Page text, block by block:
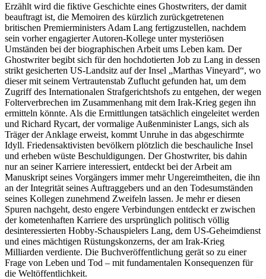
Erzählt wird die fiktive Geschichte eines Ghostwriters, der damit
beauftragt ist, die Memoiren des kürzlich zurückgetretenen
britischen Premierministers Adam Lang fertigzustellen, nachdem
sein vorher engagierter Autoren-Kollege unter mysteriösen
Umständen bei der biographischen Arbeit ums Leben kam. Der
Ghostwriter begibt sich für den hochdotierten Job zu Lang in dessen
strikt gesicherten US-Landsitz auf der Insel „Marthas Vineyard“, wo
dieser mit seinem Vertrautenstab Zuflucht gefunden hat, um dem
Zugriff des Internationalen Strafgerichtshofs zu entgehen, der wegen
Folterverbrechen im Zusammenhang mit dem Irak-Krieg gegen ihn
ermitteln könnte. Als die Ermittlungen tatsächlich eingeleitet werden
und Richard Rycart, der vormalige Außenminister Langs, sich als
Träger der Anklage erweist, kommt Unruhe in das abgeschirmte
Idyll. Friedensaktivisten bevölkern plötzlich die beschauliche Insel
und erheben wüste Beschuldigungen. Der Ghostwriter, bis dahin
nur an seiner Karriere interessiert, entdeckt bei der Arbeit am
Manuskript seines Vorgängers immer mehr Ungereimtheiten, die ihn
an der Integrität seines Auftraggebers und an den Todesumständen
seines Kollegen zunehmend Zweifeln lassen. Je mehr er diesen
Spuren nachgeht, desto engere Verbindungen entdeckt er zwischen
der kometenhaften Karriere des ursprünglich politisch völlig
desinteressierten Hobby-Schauspielers Lang, dem US-Geheimdienst
und eines mächtigen Rüstungskonzerns, der am Irak-Krieg
Milliarden verdiente. Die Buchveröffentlichung gerät so zu einer
Frage von Leben und Tod – mit fundamentalen Konsequenzen für
die Weltöffentlichkeit.